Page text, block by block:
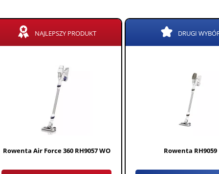
NAJLEPSZY PRODUKT
Rowenta Air Force 360 RH9057 WO
DRUGI
Rowenta RH9059